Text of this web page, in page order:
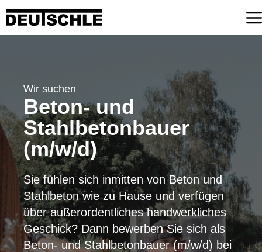
Zum
Inhalt
Wir suchen
Beton- und
Stahlbetonbauer
(m/w/d)
Sie fühlen sich inmitten von Beton und
Stahlbeton wie zu Hause und verfügen
über außerordentliches handwerkliches
Geschick? Dann bewerben Sie sich als
Beton- und Stahlbetonbauer (m/w/d) bei